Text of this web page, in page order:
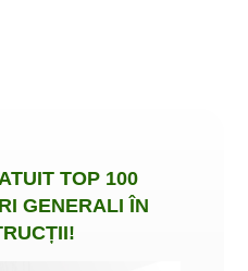
TOP 100
GENERALI ÎN
!